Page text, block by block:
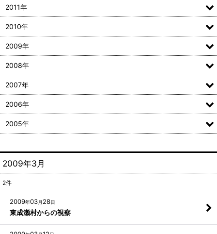
2009年3月
2件
2009年03月 28日
東成瀬村からの視察
2011年
2010年
2009年
2008年
2007年
2006年
2005年